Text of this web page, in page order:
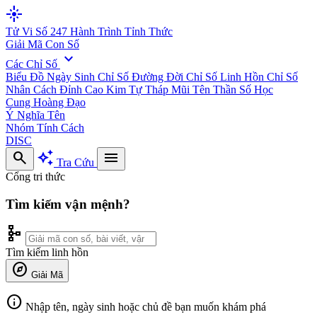
flare
Tử Vi Số 247 Hành Trình Tỉnh Thức
Giải Mã Con Số
Các Chỉ Số expand_more
Biểu Đồ Ngày Sinh Chỉ Số Đường Đời Chỉ Số Linh Hồn Chỉ Số
Nhân Cách Đỉnh Cao Kim Tự Tháp Mũi Tên Thần Số Học
Cung Hoàng Đạo
Ý Nghĩa Tên
Nhóm Tính Cách
DISC
search auto_awesome Tra Cứu menu
Cổng tri thức
Tìm kiếm vận mệnh?
schema
Tìm kiếm linh hồn
explore Giải Mã
info Nhập tên, ngày sinh hoặc chủ đề bạn muốn khám phá